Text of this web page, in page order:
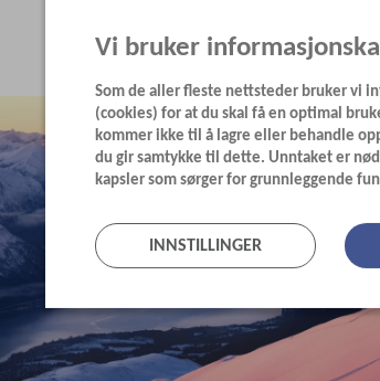
Vi bruker
Som de aller fleste nettsteder bruker vi
(cookies) for at du skal få en optimal
kommer ikke til å lagre eller behandle
du gir samtykke til dette. Unntaket er
kapsler som sørger for grunnleggende
INNSTILLINGER